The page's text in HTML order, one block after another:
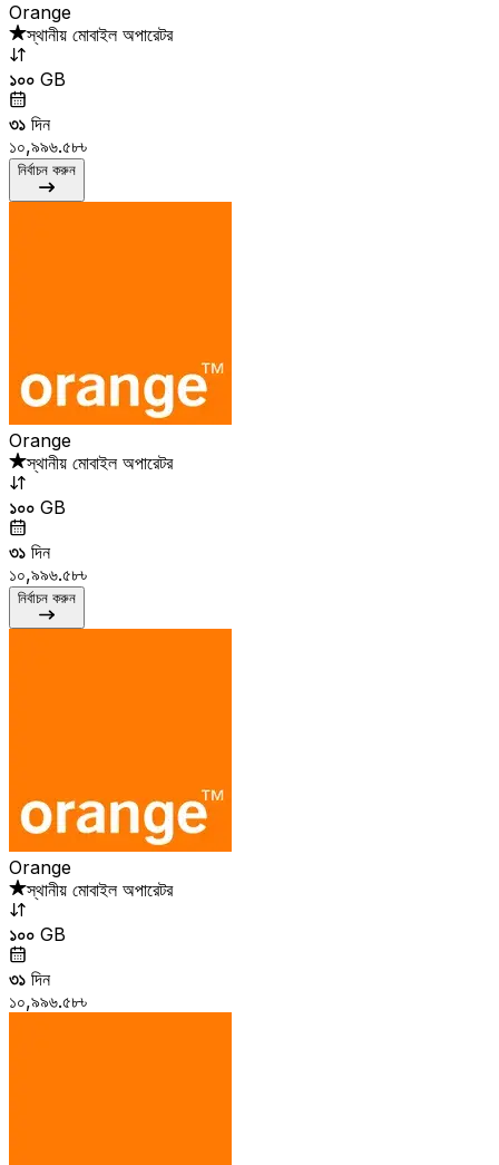
Orange
স্থানীয় মোবাইল অপারেটর
১০০ GB
৩১ দিন
১০,৯৯৬.৫৮৳
নির্বাচন করুন
Orange
স্থানীয় মোবাইল অপারেটর
১০০ GB
৩১ দিন
১০,৯৯৬.৫৮৳
নির্বাচন করুন
Orange
স্থানীয় মোবাইল অপারেটর
১০০ GB
৩১ দিন
১০,৯৯৬.৫৮৳